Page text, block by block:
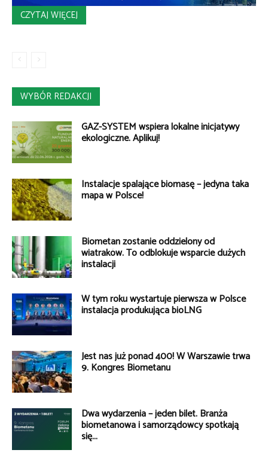
CZYTAJ WIĘCEJ
WYBÓR REDAKCJI
GAZ-SYSTEM wspiera lokalne inicjatywy
ekologiczne. Aplikuj!
Instalacje spalające biomasę – jedyna taka
mapa w Polsce!
Biometan zostanie oddzielony od
wiatraków. To odblokuje wsparcie dużych
instalacji
W tym roku wystartuje pierwsza w Polsce
instalacja produkująca bioLNG
Jest nas już ponad 400! W Warszawie trwa
9. Kongres Biometanu
Dwa wydarzenia – jeden bilet. Branża
biometanowa i samorządowcy spotkają
się...